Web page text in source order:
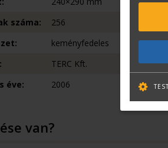
száma:
256
keményfedeles
TERC Kft.
éve:
2006
van?